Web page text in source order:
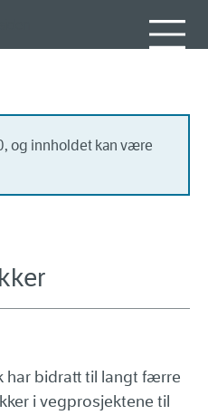
og innholdet kan være
har bidratt til langt færre
i vegprosjektene til